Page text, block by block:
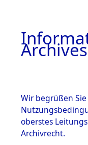
Archives
Wir begrüßen
oberstes
Archivrecht.